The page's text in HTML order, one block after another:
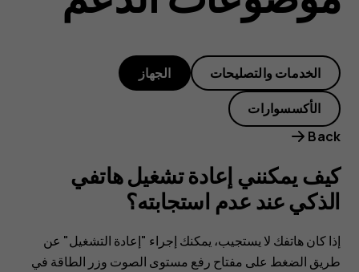
هاتفي
الذكي
عند
عدم
استجابته؟
الخدمات والتصليحات الجهاز
الأكسسوارات
Back
كيف يمكنني إعادة تشغيل هاتفي
الذكي عند عدم استجابته؟
إذا كان هاتفك لا يستجيب، يمكنك إجراء "إعادة التشغيل" عن
طريق الضغط على مفتاح رفع مستوى الصوت وزر الطاقة في